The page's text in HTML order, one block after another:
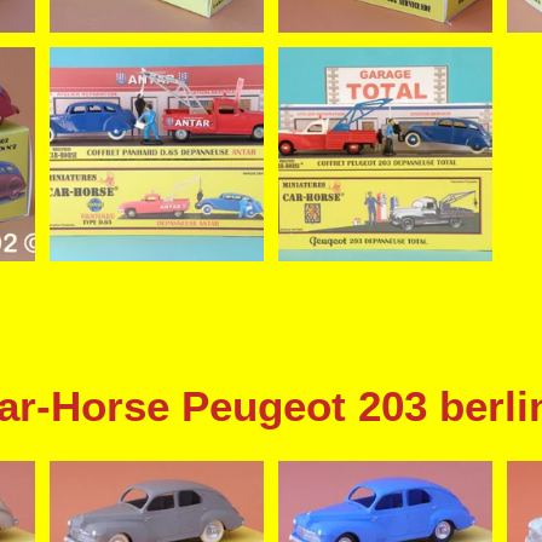
Horse Peugeot 203